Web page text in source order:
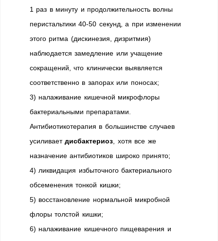
1 раз в минуту и продолжительность волны
перистальтики 40-50 секунд, а при изменении
этого ритма (дискинезия, дизритмия)
наблюдается замедление или учащение
сокращений, что клинически выявляется
соответственно в запорах или поносах;
3) налаживание кишечной микрофлоры
бактериальными препаратами.
Антибиотикотерапия в большинстве случаев
усиливаетдисбактериоз , хотя все же
назначение антибиотиков широко принято;
4) ликвидация избыточного бактериального
обсеменения тонкой кишки;
5) восстановление нормальной микробной
флоры толстой кишки;
6) налаживание кишечного пищеварения и